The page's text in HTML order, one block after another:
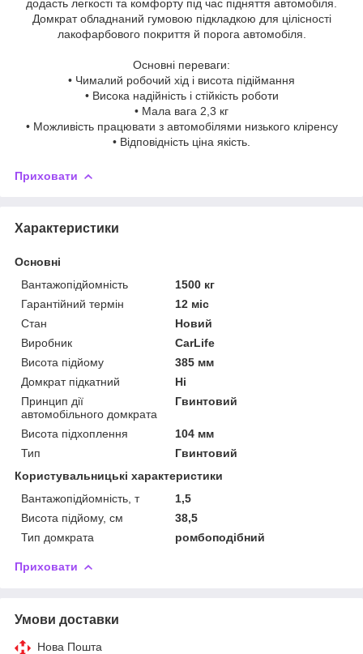
додасть легкості та комфорту під час підняття автомобіля.
Домкрат обладнаний гумовою підкладкою для цілісності
лакофарбового покриття й порога автомобіля.
Основні переваги:
• Чималий робочий хід і висота підіймання
• Висока надійність і стійкість роботи
• Мала вага 2,3 кг
• Можливість працювати з автомобілями низького кліренсу
• Відповідність ціна якість.
Приховати
Характеристики
Основні
Вантажопідйомність
1500 кг
Гарантійний термін
12 міс
Стан
Новий
Виробник
CarLife
Висота підйому
385 мм
Домкрат підкатний
Ні
Принцип дії
автомобільного домкрата
Гвинтовий
Висота підхоплення
104 мм
Тип
Гвинтовий
Користувальницькі характеристики
Вантажопідйомність, т
1,5
Висота підйому, см
38,5
Тип домкрата
ромбоподібний
Приховати
Умови доставки
Нова Пошта